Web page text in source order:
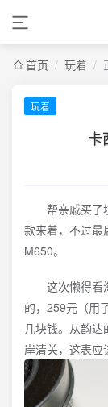
首页 / 玩着 /
玩着
卡
帮亲戚买了块
款来着，不过最
M650。
这次懒得看淘
的，259元（用
几块钱。从韵
岸清关，这表应